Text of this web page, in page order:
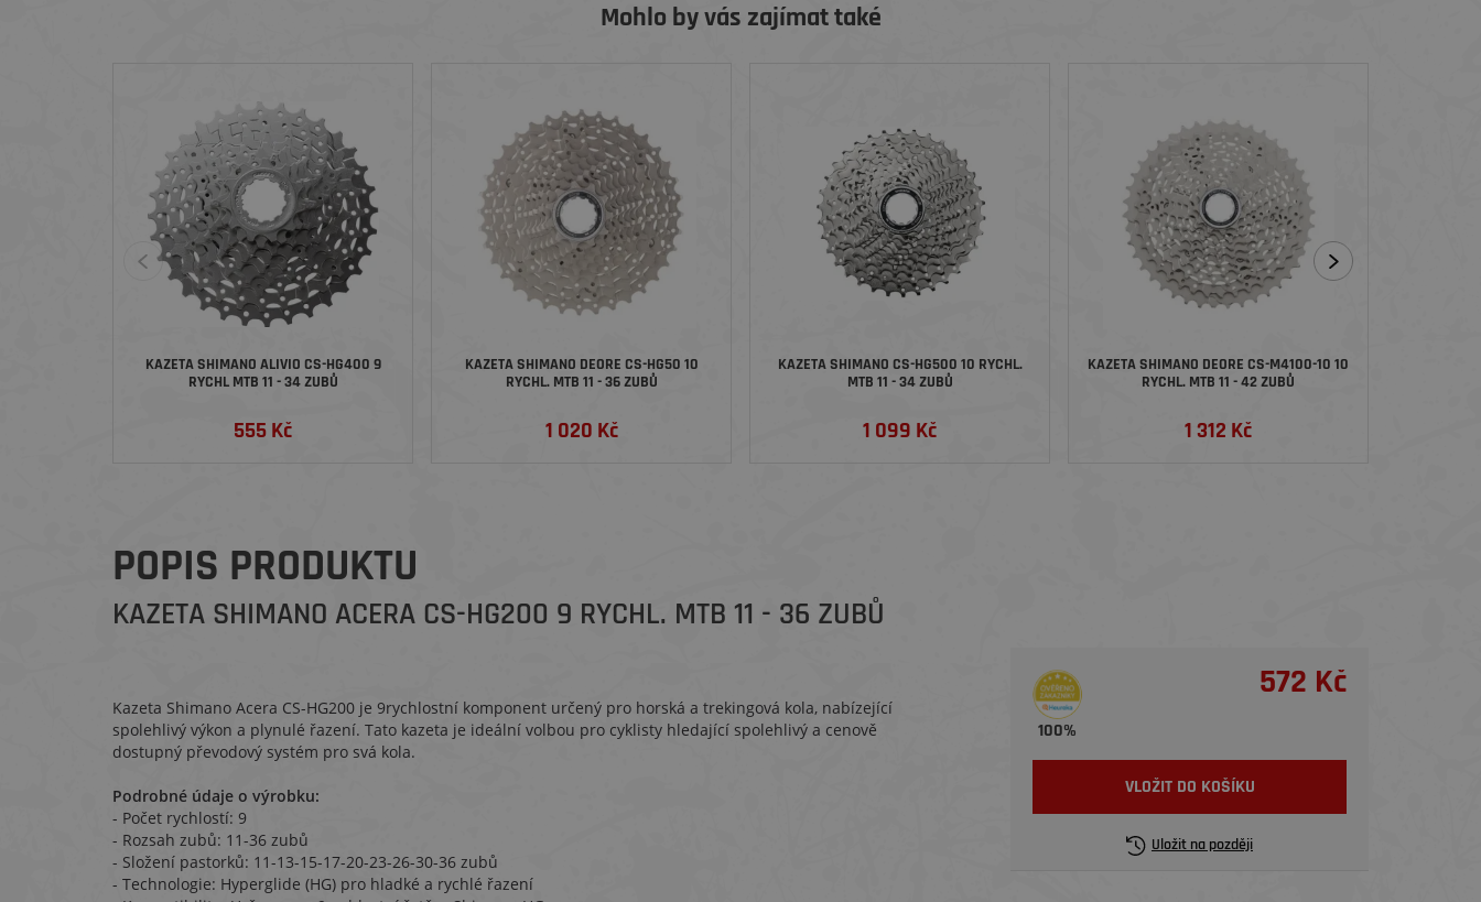
Mohlo by vás zajímat také
KAZETA SHIMANO ALIVIO CS-HG400 9
RYCHL MTB 11 - 34 ZUBŮ
555 Kč
KAZETA SHIMANO DEORE CS-HG50 10
RYCHL. MTB 11 - 36 ZUBŮ
1 020 Kč
KAZETA SHIMANO CS-HG500 10 RYCHL.
MTB 11 - 34 ZUBŮ
1 099 Kč
KAZETA SHIMANO DEORE CS-M4100-10 10
RYCHL. MTB 11 - 42 ZUBŮ
1 312 Kč
POPIS PRODUKTU
KAZETA SHIMANO ACERA CS-HG200 9 RYCHL. MTB 11 - 36 ZUBŮ
Kazeta Shimano Acera CS-HG200 je 9rychlostní komponent určený pro horská a trekingová kola, nabízející
spolehlivý výkon a plynulé řazení. Tato kazeta je ideální volbou pro cyklisty hledající spolehlivý a cenově
dostupný převodový systém pro svá kola.
Podrobné údaje o výrobku:
- Počet rychlostí: 9
- Rozsah zubů: 11-36 zubů
- Složení pastorků: 11-13-15-17-20-23-26-30-36 zubů
- Technologie: Hyperglide (HG) pro hladké a rychlé řazení
100%
572 Kč
VLOŽIT DO KOŠÍKU
Uložit na později